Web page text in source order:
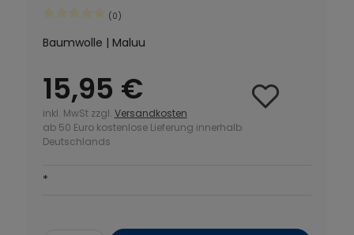
(0)
Baumwolle | Maluu
15,95 €
inkl. MwSt zzgl. Versandkosten
ab 50 Euro kostenlose Lieferung innerhalb
Deutschlands
*